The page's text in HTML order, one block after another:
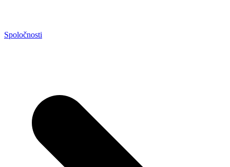
Spoločnosti